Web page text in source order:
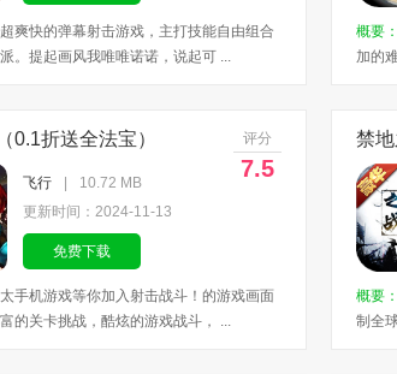
爽快的弹幕射击游戏，主打技能自由组合
。提起画风我唯唯诺诺，说起可 ...
概要
加的
0.1折送全法宝） 评分
7.5
飞行
10.72 MB
更新时间：2024-11-13
免费下载
手机游戏等你加入射击战斗！的游戏画面
的关卡挑战，酷炫的游戏战斗， ...
禁地
概要：
制全